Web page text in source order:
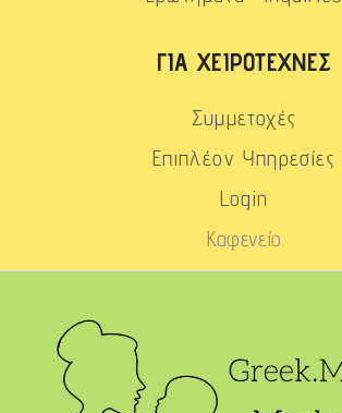
ΓΙΑ ΧΕΙΡΟΤΈΧΝΕΣ
Συμμετοχές
Επιπλέον Υπηρεσίες
Login
Καφενείο